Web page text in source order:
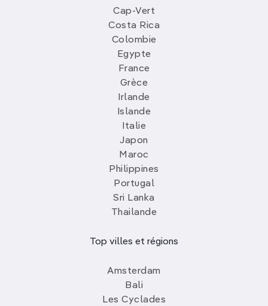
Cap-Vert
Costa Rica
Colombie
Egypte
France
Grèce
Irlande
Islande
Italie
Japon
Maroc
Philippines
Portugal
Sri Lanka
Thailande
Top villes et régions
Amsterdam
Bali
Les Cyclades